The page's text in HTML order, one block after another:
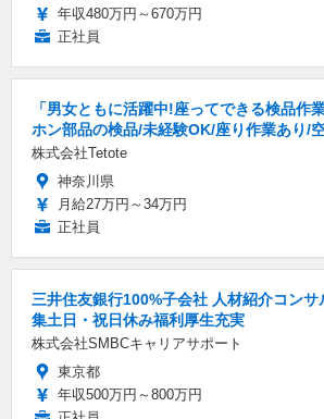
年収480万円～670万円
正社員
「男女ともに活躍中!座ってできる検品作
ホン部品の検品/未経験OK/座り作業あり/
株式会社Tetote
神奈川県
月給27万円～34万円
正社員
三井住友銀行100%子会社 人材紹介コン
集土日・祝日休み福利厚生充実
株式会社SMBCキャリアサポート
東京都
年収500万円～800万円